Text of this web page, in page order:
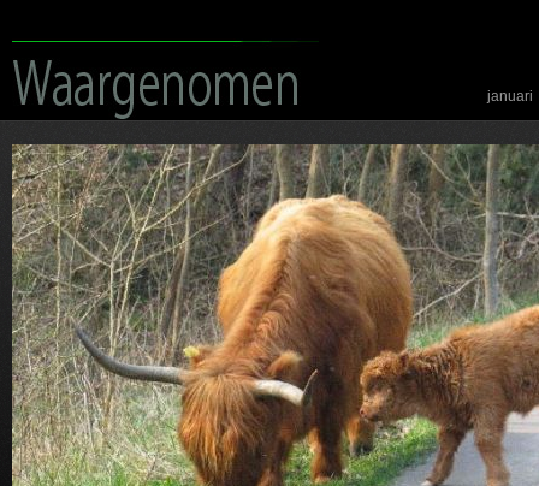
januari